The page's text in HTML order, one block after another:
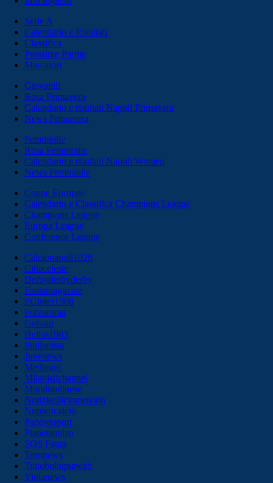
Serie A
Calendario e Risultati
Classifica
Prossime Partite
Marcatori
Giovanili
Rosa Primavera
Calendario e risultati Napoli Primavera
News Primavera
Femminile
Rosa Femminile
Calendario e risultati Napoli Women
News Femminile
Coppe Europee
Calendario e Classifica Champions League
Champions League
Europa League
Conference League
Calcionapoli1926
Cittaceleste
Derbyderbyderby
Fantamagazine
FCInter1908
Forzaroma
Golssip
Hellas1903
Ilmilanista
Juvenews
Mediagol
Milanistichannel
Mondoudinese
Notiziecalciomercato
Numericalcio
Padovasport
Pianetamilan
SOS Fanta
Toronews
Tuttobolognaweb
Violanews